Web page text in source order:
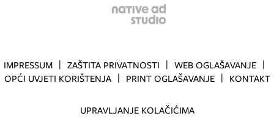
IMPRESSUM ZAŠTITA PRIVATNOSTI
WEB OGLAŠAVANJE
OPĆI UVJETI KORIŠTENJA
PRINT OGLAŠAVANJE KONTAKT
UPRAVLJANJE KOLAČIĆIMA